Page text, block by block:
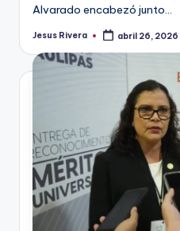
Alvarado encabezó junto…
Publicado
Jesus Rivera abril 26, 2026